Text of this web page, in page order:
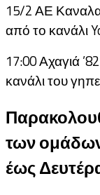
15/2 ΑΕ
από το κανάλι
17:00 Αχαγιά
κανάλι του
των
έως